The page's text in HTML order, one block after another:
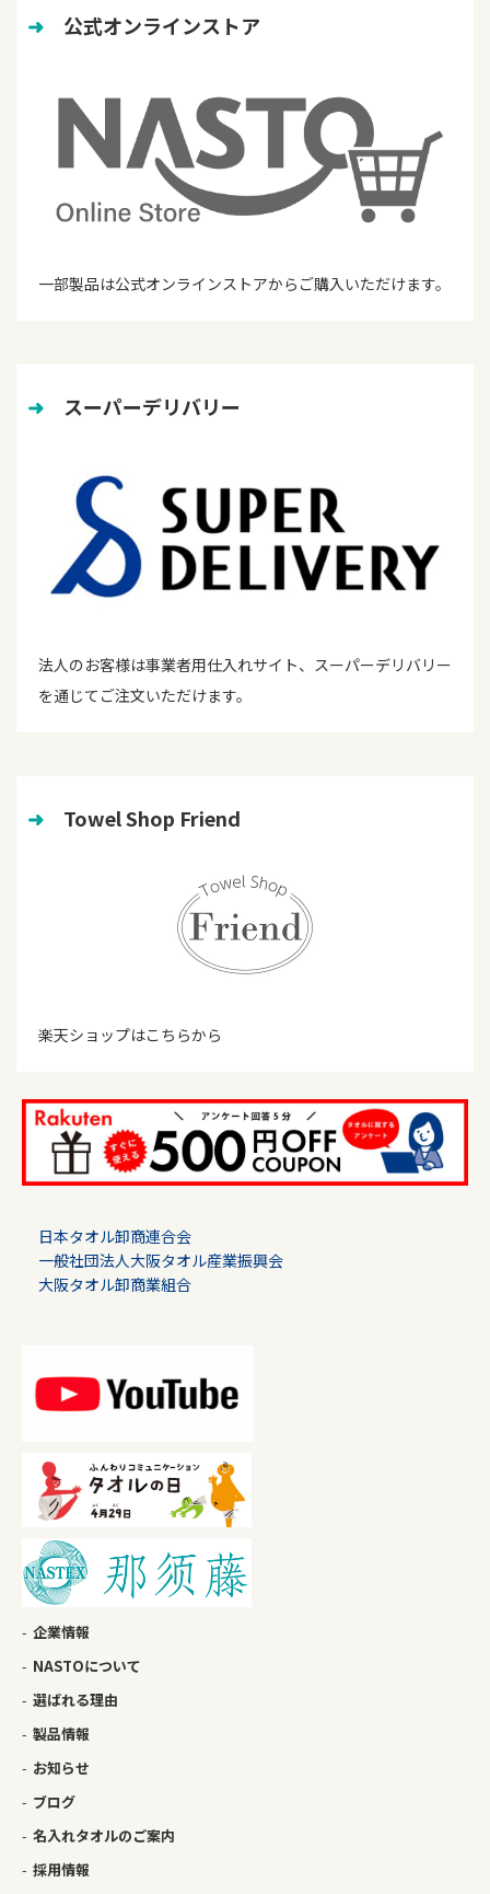
➜ 公式オンラインストア
一部製品は公式オンラインストアからご購入いただけます。
➜ スーパーデリバリー
法人のお客様は事業者用仕入れサイト、スーパーデリバリー
を通じてご注文いただけます。
➜ Towel Shop Friend
楽天ショップはこちらから
日本タオル卸商連合会
一般社団法人大阪タオル産業振興会
大阪タオル卸商業組合
企業情報
NASTOについて
選ばれる理由
製品情報
お知らせ
ブログ
名入れタオルのご案内
採用情報